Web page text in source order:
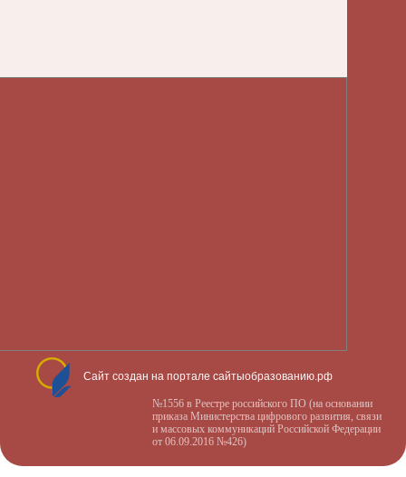
Сайт создан на портале сайтыобразованию.рф
№1556 в Реестре российского ПО (на основании
приказа Министерства цифрового развития, связи
и массовых коммуникаций Российской Федерации
от 06.09.2016 №426)